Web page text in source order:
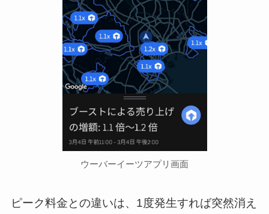
ウーバーイーツアプリ画面
ピーク料金との違いは、1度発生すれば突然消え